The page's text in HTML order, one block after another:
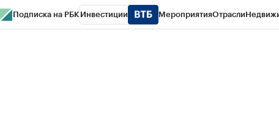
Подписка на РБК Инвестиции МероприятияОтрасли